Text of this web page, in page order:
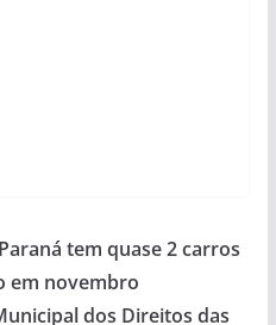
tem quase 2 carros
em novembro
dos Direitos das